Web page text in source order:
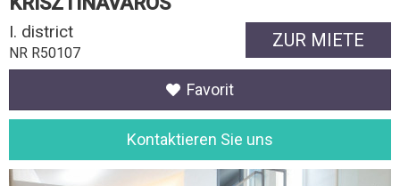
ZUR MIETE
I. district
NR R50107
Favorit
Kontaktieren Sie uns